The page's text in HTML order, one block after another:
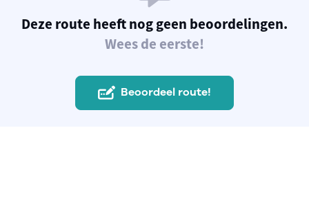
Deze route heeft nog geen beoordelingen.
Wees de eerste!
Beoordeel route!